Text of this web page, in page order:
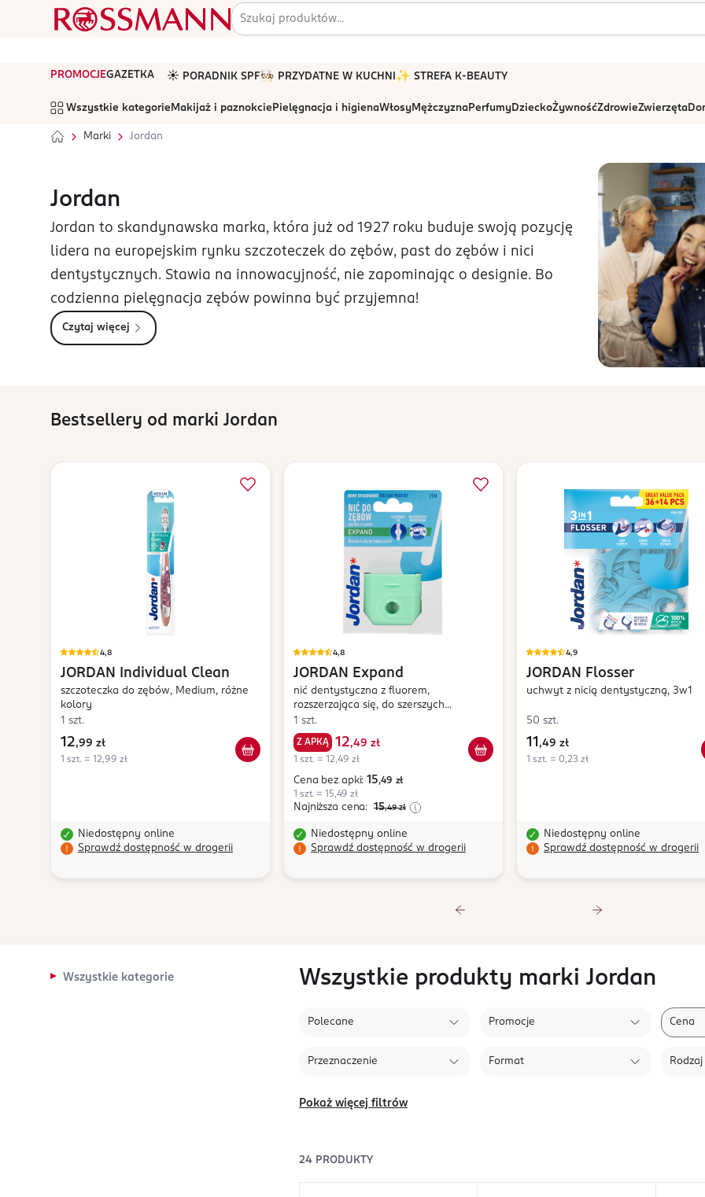
PROMOCJEGAZETKA ☀️ PORADNIK SPF🧑🏻‍🍳 PRZYDATNE W KUCHNI ✨ STREFA K-BEAUTY
Wszystkie kategorie Makijaż i paznokcie Pielęgnacja i higienaWłosyMężczyznaPerfumyDzieckoŻywnośćZdrowieZwierzęta
Marki Jordan
Jordan
Jordan to skandynawska marka, która już od 1927 roku buduje swoją pozycję
lidera na europejskim rynku szczoteczek do zębów, past do zębów i nici
dentystycznych. Stawia na innowacyjność, nie zapominając o designie. Bo
codzienna pielęgnacja zębów powinna być przyjemna!
Czytaj więcej
Bestsellery od marki Jordan
4,8
JORDAN Individual Clean
szczoteczka do zębów, Medium, różne
kolory
1 szt.
12,99 zł
1 szt. = 12,99 zł
Niedostępny online
Sprawdź dostępność w drogerii
4,8
JORDAN Expand
nić dentystyczna z fluorem,
rozszerzająca się, do szerszych
przestrzeni, o smaku Miętowym, dł. 25m
1 szt.
Z APKĄ 12,49 zł
1 szt. = 12,49 zł
Cena bez apki: 15,49 zł
1 szt. = 15,49 zł
Najniższa cena: 15,49 zł
Niedostępny online
Sprawdź dostępność w drogerii
4,9
JORDAN Flosser
uchwyt z nicią dentystyczną, 3w1
50 szt.
11 ,49 zł
1 szt. = 0,23 zł
Niedostępny online
Sprawdź dostępność w drogerii
Wszystkie kategorie Wszystkie produkty marki Jordan
Polecane Promocje Cena
Przeznaczenie Format Rodzaj
Pokaż więcej filtrów
24 PRODUKTY